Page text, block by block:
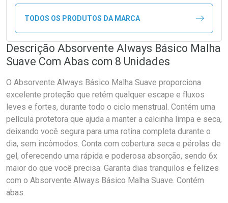
TODOS OS PRODUTOS DA MARCA
Descrição Absorvente Always Básico Malha
Suave Com Abas com 8 Unidades
O Absorvente Always Básico Malha Suave proporciona
excelente proteção que retém qualquer escape e fluxos
leves e fortes, durante todo o ciclo menstrual. Contém uma
película protetora que ajuda a manter a calcinha limpa e seca,
deixando você segura para uma rotina completa durante o
dia, sem incômodos. Conta com cobertura seca e pérolas de
gel, oferecendo uma rápida e poderosa absorção, sendo 6x
maior do que você precisa. Garanta dias tranquilos e felizes
com o Absorvente Always Básico Malha Suave. Contém
abas.